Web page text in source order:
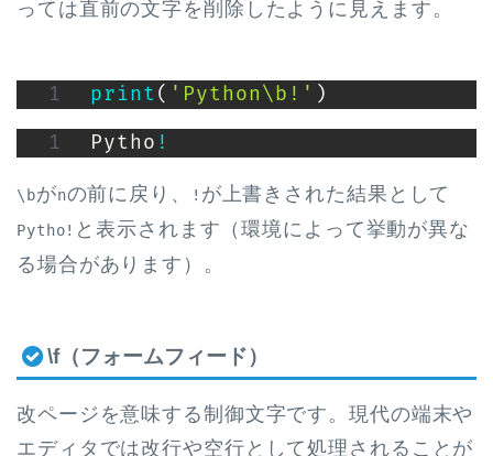
っては直前の文字を削除したように見えます。
print ( 'Python\b!' )
Pytho !
\bがnの前に戻り、 ! が上書きされた結果として
Pytho! と表示されます（環境によって挙動が異な
る場合があります）。
\f（フォームフィード）
改ページを意味する制御文字です。現代の端末や
エディタでは改行や空行として処理されることが